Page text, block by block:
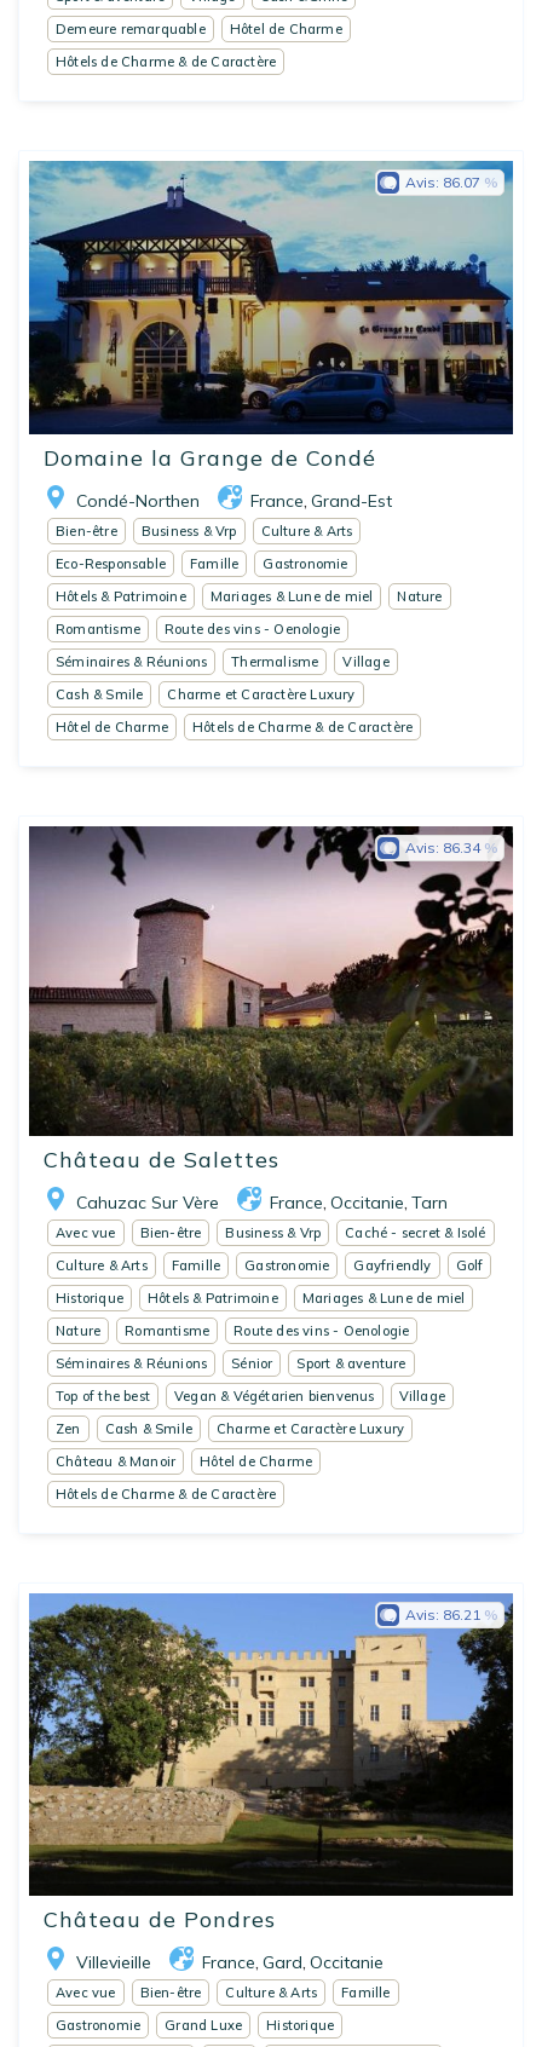
Demeure remarquable
Hôtel de Charme
Hôtels de Charme & de Caractère
Domaine la Grange de Condé
Condé-Northen France Grand-Est
Avis: 86.07
Bien-être Business & Vrp
Culture & Arts
Eco-Responsable
Famille
Gastronomie
Hôtels & Patrimoine
Mariages & Lune de miel
Nature
Romantisme
Route des vins - Oenologie
Séminaires & Réunions
Thermalisme
Village
Cash & Smile
Charme et Caractère Luxury
Hôtel de Charme
Hôtels de Charme & de Caractère
Château de Salettes
Cahuzac Sur Vère France Occitanie Tarn
Avis: 86.34
Avec vue Bien-être Business & Vrp
Caché - secret & Isolé
Culture & Arts
Famille Gastronomie Gayfriendly
Golf
Historique
Hôtels & Patrimoine
Mariages & Lune de miel
Nature
Romantisme
Route des vins - Oenologie
Séminaires & Réunions
Sénior
Sport & aventure
Top of the best
Vegan & Végétarien bienvenus
Village
Zen
Cash & Smile
Charme et Caractère Luxury
Château & Manoir
Hôtel de Charme
Hôtels de Charme & de Caractère
Château de Pondres
Villevieille France Gard Occitanie
Avis: 86.21
Avec vue Bien-être Culture & Arts
Famille
Gastronomie
Grand Luxe
Historique